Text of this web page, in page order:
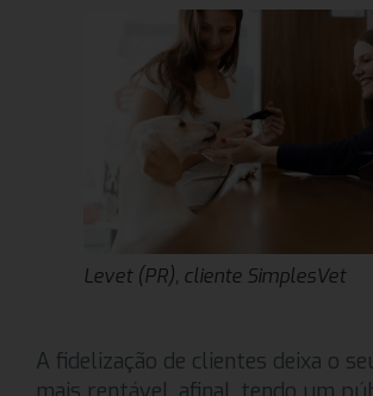
Levet (PR), cliente SimplesVet
A fidelização de clientes deixa o